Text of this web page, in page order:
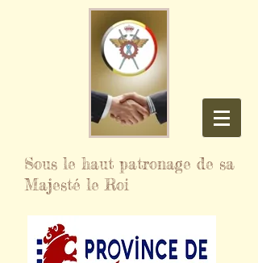
Sous le haut patronage de sa
Majesté le Roi